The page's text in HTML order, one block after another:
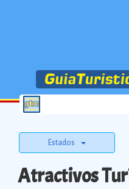
Estados
Atractivos